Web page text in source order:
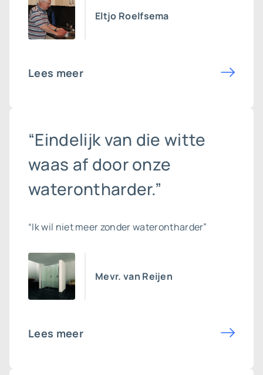
Eltjo Roelfsema
Lees meer
“Eindelijk van die witte
waas af door onze
waterontharder.”
“Ik wil niet meer zonder waterontharder”
Mevr. van Reijen
Lees meer